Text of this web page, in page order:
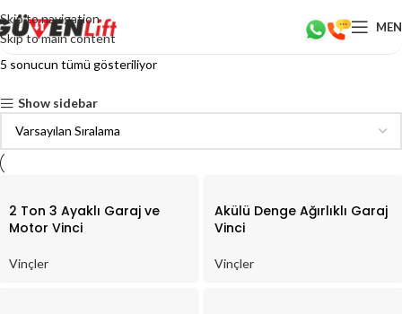
Skip to navigation
Skip to main content
5 sonucun tümü gösteriliyor
Show sidebar
2 Ton 3 Ayaklı Garaj ve
Motor Vinci
Vinçler
Akülü Denge Ağırlıklı Garaj
Vinci
Vinçler